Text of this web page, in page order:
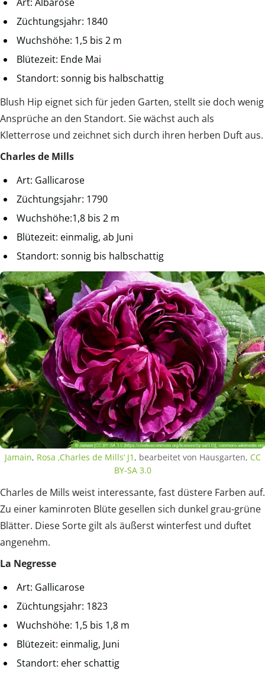
Züchtungsjahr: 1840
Wuchshöhe: 1,5 bis 2 m
Blütezeit: Ende Mai
Standort: sonnig bis halbschattig
Blush Hip eignet sich für jeden Garten, stellt sie doch wenig
Ansprüche an den Standort. Sie wächst auch als
Kletterrose und zeichnet sich durch ihren herben Duft aus.
Charles de Mills
Art: Gallicarose
Züchtungsjahr: 1790
Wuchshöhe:1,8 bis 2 m
Blütezeit: einmalig, ab Juni
Standort: sonnig bis halbschattig
Jamain, Rosa ‚Charles de Mills‘ J1 , bearbeitet von Hausgarten, CC
BY-SA 3.0
Charles de Mills weist interessante, fast düstere Farben auf.
Zu einer kaminroten Blüte gesellen sich dunkel grau-grüne
Blätter. Diese Sorte gilt als äußerst winterfest und duftet
angenehm.
La Negresse
Art: Gallicarose
Züchtungsjahr: 1823
Wuchshöhe: 1,5 bis 1,8 m
Blütezeit: einmalig, Juni
Standort: eher schattig